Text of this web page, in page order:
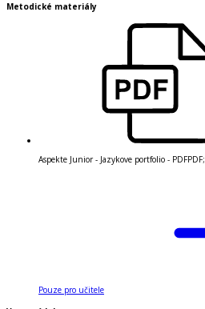
Metodické materiály
Aspekte Junior - Jazykove portfolio - PDFPDF;
Pouze pro učitele